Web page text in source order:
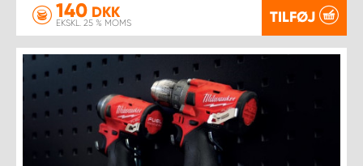
140 DKK
EKSKL. 25 % MOMS TILFØJ